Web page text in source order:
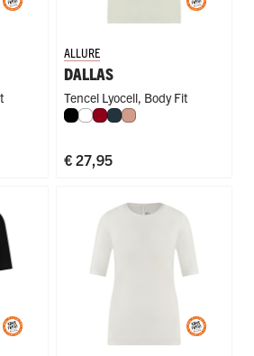
ALLURE
DALLAS
Tencel Lyocell, Body Fit
Zwart
WitDonkerrood
NavyMisty Rose
€ 27,95